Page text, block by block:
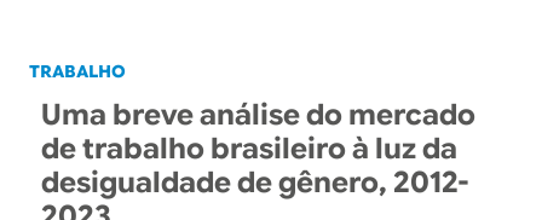
g
á
r
TRABALHO
Uma breve análise do mercado
de trabalho brasileiro à luz da
desigualdade de gênero, 2012-